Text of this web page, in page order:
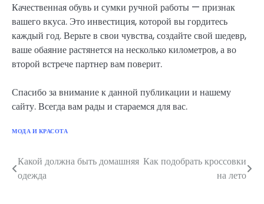
Качественная обувь и сумки ручной работы — признак
вашего вкуса. Это инвестиция, которой вы гордитесь
каждый год. Верьте в свои чувства, создайте свой шедевр,
ваше обаяние растянется на несколько километров, а во
второй встрече партнер вам поверит.
Спасибо за внимание к данной публикации и нашему
сайту. Всегда вам рады и стараемся для вас.
МОДА И КРАСОТА
Навигация
по
Какой должна быть домашняя
одежда
Как подобрать кроссовки
на лето